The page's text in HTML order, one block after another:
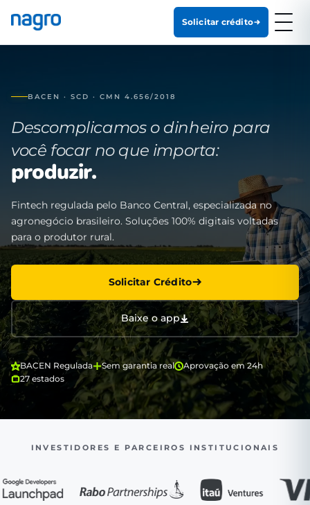
Solicitar crédito
BACEN · SCD · CMN 4.656/2018
Descomplicamos o dinheiro para
você focar no que importa:
produzir.
Fintech regulada pelo Banco Central, especializada no
agronegócio brasileiro. Soluções 100% digitais voltadas
para o produtor rural.
Solicitar Crédito
Baixe o app
BACEN Regulada Sem garantia real
Aprovação em 24h
27 estados
INVESTIDORES E PARCEIROS INSTITUCIONAIS